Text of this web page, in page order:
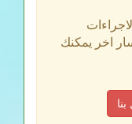
اخر يمكنك